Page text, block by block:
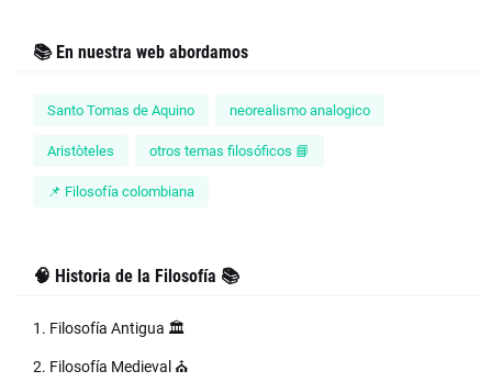
📚 En nuestra web abordamos
Santo Tomas de Aquino neorealismo analogico
Aristòteles otros temas filosóficos 📘
📌 Filosofía colombiana
🧠 Historia de la Filosofía 📚
1. Filosofía Antigua 🏛️
2. Filosofía Medieval ⛪